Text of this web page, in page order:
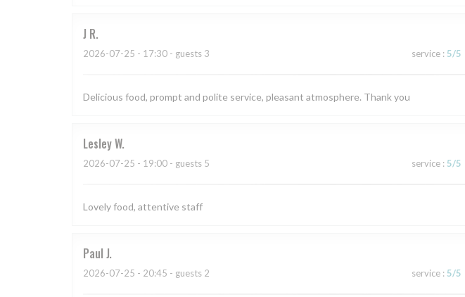
J R
2026-07-25 - 17:30 - guests 3 service : 5/5
Delicious food, prompt and polite service, pleasant atmosphere. Thank you
LesleyW
2026-07-25 - 19:00 - guests 5 service : 5/5
Lovely food, attentive staff
Paul J
2026-07-25 - 20:45 - guests 2 service : 5/5